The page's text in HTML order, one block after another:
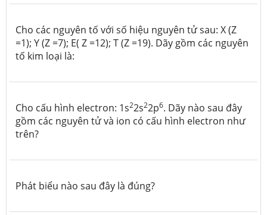
Cho các nguyên tố với số hiệu nguyên tử sau: X (Z
=1); Y (Z =7); E( Z =12); T (Z =19). Dãy gồm các nguyên
tố kim loại là:
Cho cấu hình electron: 1s22s22p6. Dãy nào sau đây
gồm các nguyên tử và ion có cấu hình electron như
trên?
Phát biểu nào sau đây là đúng?